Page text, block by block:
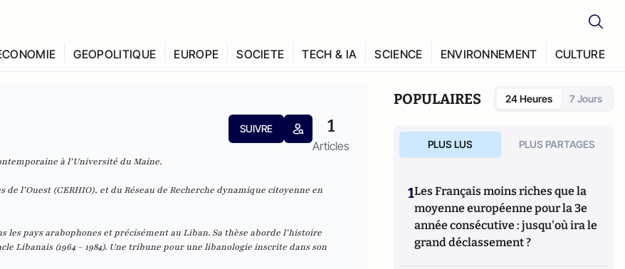
GEOPOLITIQUE EUROPE SOCIETE TECH & IA SCIENCE ENVIRONNEMENT CULTURE
SUIVRE 1
Articles
à l’Université du Maine.
l’Ouest (CERHIO), et du Réseau de Recherche dynamique citoyenne en
les pays arabophones et précisément au Liban. Sa thèse aborde l’histoire
Libanais (1964 – 1984). Une tribune pour une libanologie inscrite dans son
POPULAIRES 24 Heures 7 Jours
PLUS LUS PLUS PARTAGES
1Les Français moins riches que la
moyenne européenne pour la 3e
année consécutive : jusqu'où ira le
grand déclassement ?